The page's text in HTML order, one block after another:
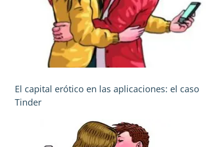
El capital erótico en las aplicaciones: el caso
Tinder